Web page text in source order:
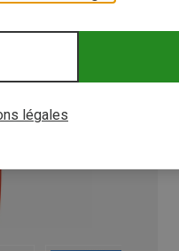
légales